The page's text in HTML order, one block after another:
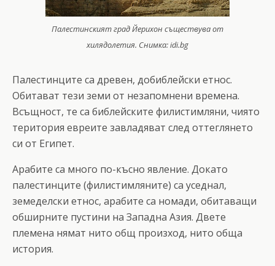
Палестинският град Йерихон съществува от
хилядолетия. Снимка: idi.bg
Палестинците са древен, добиблейски етнос.
Обитават тези земи от незапомнени времена.
Всъщност, те са библейските филистимляни, чиято
територия евреите завладяват след оттеглянето
си от Египет.
Арабите са много по-късно явление. Докато
палестинците (филистимляните) са уседнал,
земеделски етнос, арабите са номади, обитаващи
обширните пустини на Западна Азия. Двете
племена нямат нито общ произход, нито обща
история.